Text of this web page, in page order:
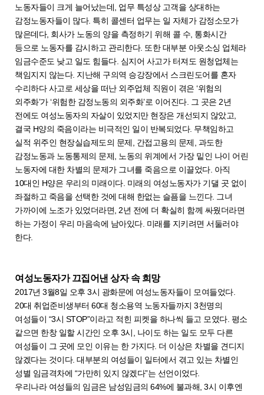
노동자들이 크게 늘어났는데, 업무 특성상 고객을 상대하는
감정노동자들이 많다. 특히 콜센터 업무는 일 자체가 감정소모가
많은데다, 회사가 노동의 양을 측정하기 위해 콜 수, 통화시간
등으로 노동자를 감시하고 관리한다. 또한 대부분 아웃소싱 업체라
임금수준도 낮고 일도 힘들다. 심지어 사고가 터져도 원청업체는
책임지지 않는다. 지난해 구의역 승강장에서 스크린도어를 혼자
수리하다 사고로 세상을 떠난 외주업체 직원이 겪은 ‘위험의
외주화’가 ‘위험한 감정노동의 외주화’로 이어진다. 그 곳은 2년
전에도 여성노동자의 자살이 있었지만 현장은 개선되지 않았고,
결국 H양의 죽음이라는 비극적인 일이 반복되었다. 무책임하고
실적 위주인 현장실습제도의 문제, 간접고용의 문제, 과도한
감정노동과 노동통제의 문제, 노동의 위계에서 가장 밑인 나이 어린
노동자에 대한 차별의 문제가 그녀를 죽음으로 이끌었다. 아직
10대인 H양은 우리의 미래이다. 미래의 여성노동자가 기댈 곳 없이
좌절하고 죽음을 선택한 것에 대해 한없는 슬픔을 느낀다. 그녀
가까이에 노조가 있었더라면, 2년 전에 더 확실히 함께 싸웠더라면
하는 가정이 우리 마음속에 남아있다. 미래를 지키려면 서둘러야
한다.
여성노동자가 끄집어낸 상자 속 희망
2017년 3월8일 오후 3시 광화문에 여성노동자들이 모여들었다.
20대 취업준비생부터 60대 청소용역 노동자들까지 3천명의
여성들이 “3시 STOP”이라고 적힌 피켓을 하나씩 들고 모였다. 평소
같으면 한창 일할 시간인 오후 3시, 나이도 하는 일도 모두 다른
여성들이 그 곳에 모인 이유는 한 가지다. 더 이상은 차별을 견디지
않겠다는 것이다. 대부분의 여성들이 일터에서 겪고 있는 차별인
성별 임금격차에 “가만히 있지 않겠다”는 선언이었다.
우리나라 여성들의 임금은 남성임금의 64%에 불과해, 3시 이후엔